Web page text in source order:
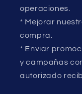
operaciones.
* Mejorar
compra.
* Enviar
y campañas
autorizado